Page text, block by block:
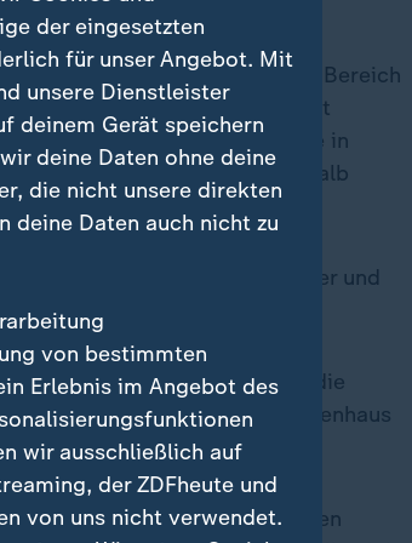
wir haben [...]. Wir haben im Bereich
Viele können wir gar nicht
zu retten, wie wir sie in
wir Menschen und deshalb
sich Hamas-Kämpfer hinter und
Wie erleben Sie das?
glaube ehrlich nicht, dass die
die wir in unserem Krankenhaus
in Gaza sind Kinder.
das auch zum Tod von vielen
der eingesetzten
für unser Angebot. Mit
unsere Dienstleister
deinem Gerät speichern
deine Daten ohne deine
die nicht unsere direkten
deine Daten auch nicht zu
von bestimmten
Erlebnis im Angebot des
wir ausschließlich auf
der ZDFheute und
von uns nicht verwendet.